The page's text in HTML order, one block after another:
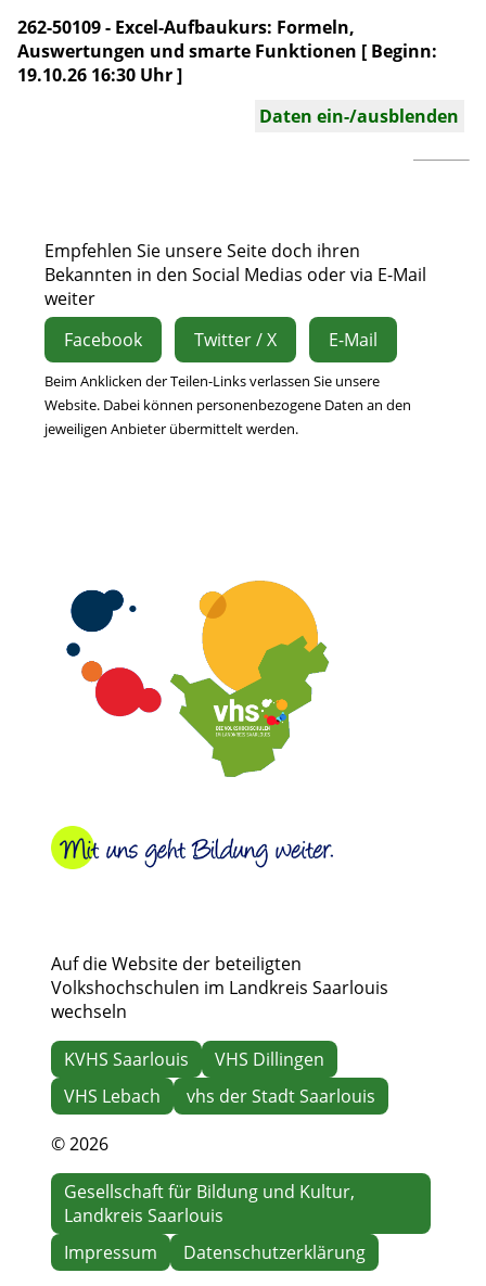
262-50109 - Excel-Aufbaukurs: Formeln,
Auswertungen und smarte Funktionen [ Beginn:
19.10.26 16:30 Uhr ]
Daten ein-/ausblenden
Empfehlen Sie unsere Seite doch ihren
Bekannten in den Social Medias oder via E-Mail
weiter
Facebook
Twitter / X E-Mail
Beim Anklicken der Teilen-Links verlassen Sie unsere
Website. Dabei können personenbezogene Daten an den
jeweiligen Anbieter übermittelt werden.
Auf die Website der beteiligten
Volkshochschulen im Landkreis Saarlouis
wechseln
KVHS Saarlouis
VHS Dillingen
VHS Lebach
vhs der Stadt Saarlouis
© 2026
Gesellschaft für Bildung und Kultur,
Landkreis Saarlouis
Impressum
Datenschutzerklärung